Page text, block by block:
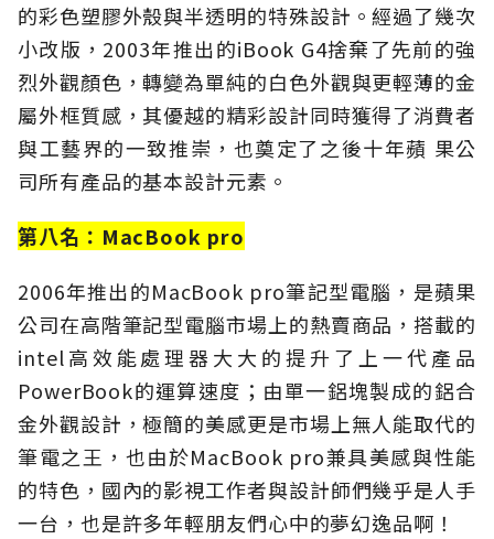
的彩色塑膠外殼與半透明的特殊設計。經過了幾次
小改版，2003年推出的iBook G4捨棄了先前的強
烈外觀顏色，轉變為單純的白色外觀與更輕薄的金
屬外框質感，其優越的精彩設計同時獲得了消費者
與工藝界的一致推崇，也奠定了之後十年蘋 果公
司所有產品的基本設計元素。
第八名：MacBook pro
2006年推出的MacBook pro筆記型電腦，是蘋果
公司在高階筆記型電腦市場上的熱賣商品，搭載的
intel高效能處理器大大的提升了上一代產品
PowerBook的運算速度；由單一鋁塊製成的鋁合
金外觀設計，極簡的美感更是市場上無人能取代的
筆電之王，也由於MacBook pro兼具美感與性能
的特色，國內的影視工作者與設計師們幾乎是人手
一台，也是許多年輕朋友們心中的夢幻逸品啊！